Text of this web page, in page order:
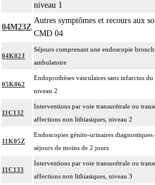
niveau 1
04M23Z
Autres symptômes et recours aux
CMD 04
04K02J
Séjours comprenant une endoscopie
ambulatoire
05K062
Endoprothèses vasculaires sans infarctus du
niveau 2
11C132
Interventions par voie transurétrale ou
affections non lithiasiques, niveau 2
11K05Z
Endoscopies génito-urinaires diagnostiques
séjours de moins de 2 jours
11C133
Interventions par voie transurétrale ou
affections non lithiasiques, niveau 3